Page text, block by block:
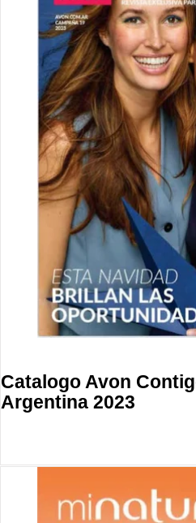
Catalogo Avon
Argentina 2023